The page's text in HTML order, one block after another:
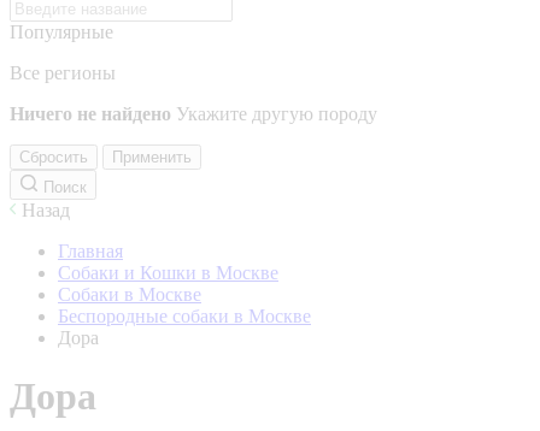
Популярные
Все регионы
Ничего не найдено Укажите другую породу
Сбросить
Применить
Поиск
Назад
Главная
Собаки и Кошки в Москве
Собаки в Москве
Беспородные собаки в Москве
Дора
Дора